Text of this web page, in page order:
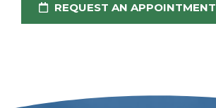
REQUEST AN APPOINTMENT